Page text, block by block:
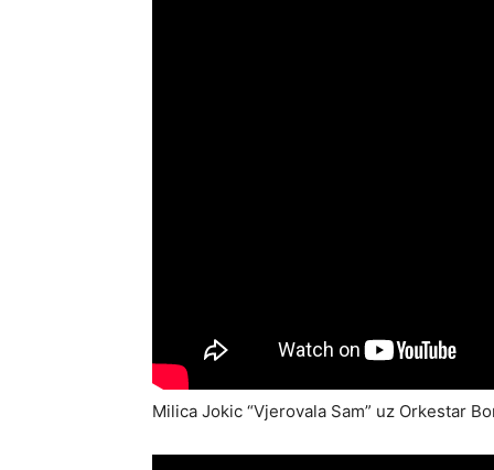
Milica Jokic “Vjerovala Sam” uz Orkestar